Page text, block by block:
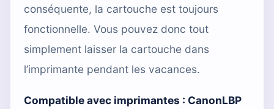
conséquente, la cartouche est toujours
fonctionnelle. Vous pouvez donc tout
simplement laisser la cartouche dans
l’imprimante pendant les vacances.
Compatible avec imprimantes : CanonLBP